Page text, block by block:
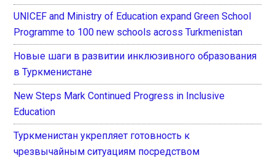
UNICEF and Ministry of Education expand Green School
Programme to 100 new schools across Turkmenistan
Новые шаги в развитии инклюзивного образования
в Туркменистане
New Steps Mark Continued Progress in Inclusive
Education
Туркменистан укрепляет готовность к
чрезвычайным ситуациям посредством